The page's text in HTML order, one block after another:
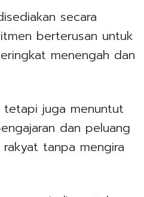
secara
berterusan untuk
menengah dan
tetapi juga menuntut
dan peluang
tanpa mengira